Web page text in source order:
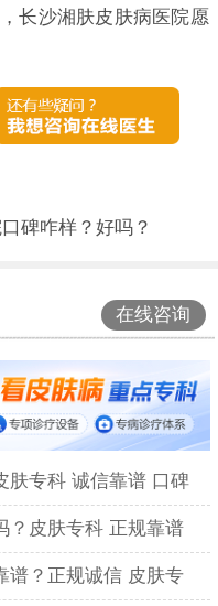
长沙湘肤皮肤病医院愿
碑咋样？好吗？
在线咨询
肤专科 诚信靠谱 口碑
？皮肤专科 正规靠谱
谱？正规诚信 皮肤专